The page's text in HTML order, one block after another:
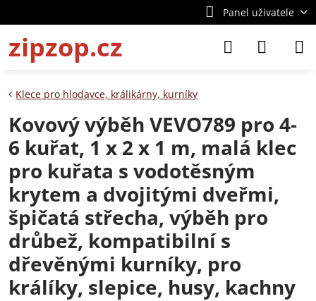
Panel uživatele
zipzop.cz
Klece pro hlodavce, králikárny, kurníky
Kovový výběh VEVO789 pro 4-
6 kuřat, 1 x 2 x 1 m, malá klec
pro kuřata s vodotěsným
krytem a dvojitými dveřmi,
špičatá střecha, výběh pro
drůbež, kompatibilní s
dřevěnými kurníky, pro
králíky, slepice, husy, kachny